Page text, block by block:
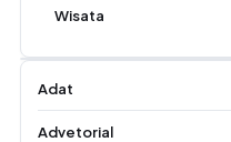
Wisata
Adat
Advetorial